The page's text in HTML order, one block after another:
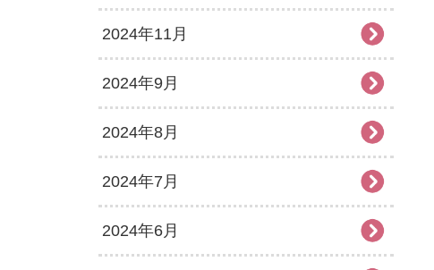
2024年11月
2024年9月
2024年8月
2024年7月
2024年6月